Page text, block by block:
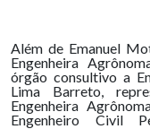
Além de Emanuel
Engenheira
órgão consultivo a
Lima Barreto,
Engenheira
Engenheiro Civil